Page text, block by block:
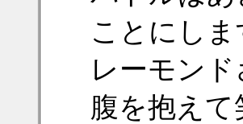
ことにしま
レーモン
腹を抱え